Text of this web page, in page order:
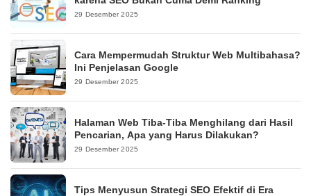
29 Desember 2025
Cara Mempermudah Struktur Web Multibahasa?
Ini Penjelasan Google
29 Desember 2025
Halaman Web Tiba-Tiba Menghilang dari Hasil
Pencarian, Apa yang Harus Dilakukan?
29 Desember 2025
Tips Menyusun Strategi SEO Efektif di Era